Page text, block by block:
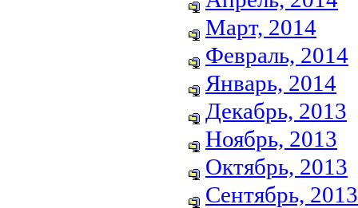
Март, 2014
Февраль, 2014
Январь, 2014
Декабрь, 2013
Ноябрь, 2013
Октябрь, 2013
Сентябрь, 2013